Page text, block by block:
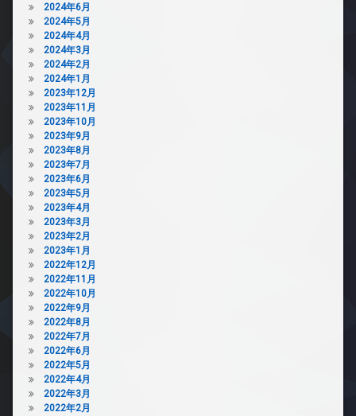
2024年6月
2024年5月
2024年4月
2024年3月
2024年2月
2024年1月
2023年12月
2023年11月
2023年10月
2023年9月
2023年8月
2023年7月
2023年6月
2023年5月
2023年4月
2023年3月
2023年2月
2023年1月
2022年12月
2022年11月
2022年10月
2022年9月
2022年8月
2022年7月
2022年6月
2022年5月
2022年4月
2022年3月
2022年2月